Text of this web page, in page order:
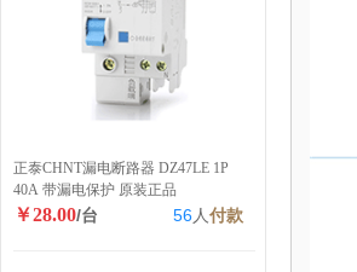
正泰CHNT漏电断路器 DZ47LE 1P
40A 带漏电保护 原装正品
￥28.00/台 56人付款